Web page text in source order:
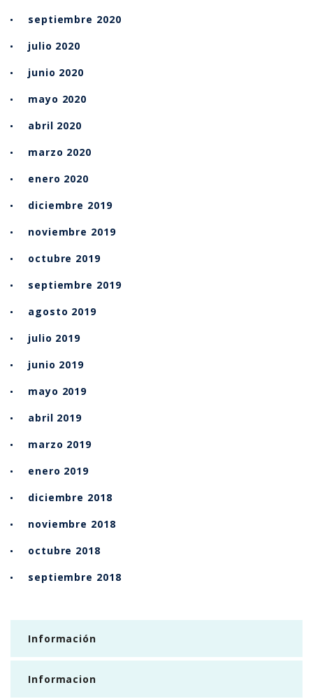
septiembre 2020
julio 2020
junio 2020
mayo 2020
abril 2020
marzo 2020
enero 2020
diciembre 2019
noviembre 2019
octubre 2019
septiembre 2019
agosto 2019
julio 2019
junio 2019
mayo 2019
abril 2019
marzo 2019
enero 2019
diciembre 2018
noviembre 2018
octubre 2018
septiembre 2018
Información
Informacion